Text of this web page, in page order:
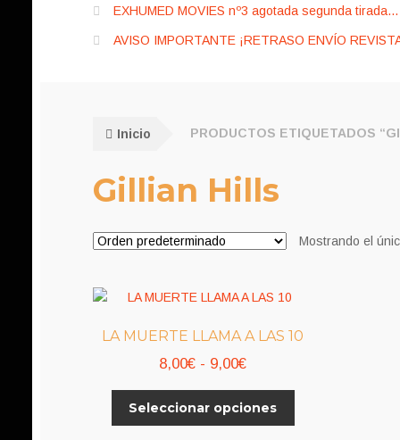
EXHUMED MOVIES nº3 agotada segunda
AVISO IMPORTANTE ¡RETRASO ENVÍO
Inicio PRODUCTOS ETIQUETADOS
Gillian Hills
Mostrando el
LA MUERTE LLAMA A LAS 10
8,00€ - 9,00€Rango
de
precios:
Seleccionar opciones